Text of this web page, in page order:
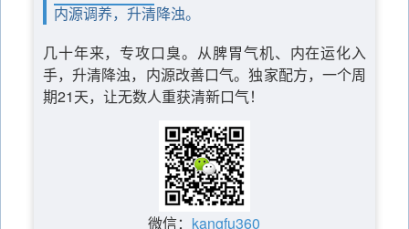
内源调养，升清降浊。
几十年来，专攻口臭。从脾胃气机、内在运化入
手，升清降浊，内源改善口气。独家配方，一个周
期21天，让无数人重获清新口气！
微信： kangfu360